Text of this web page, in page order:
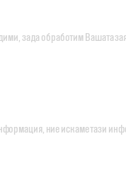
за да обработим Вашата
ние искаме тази